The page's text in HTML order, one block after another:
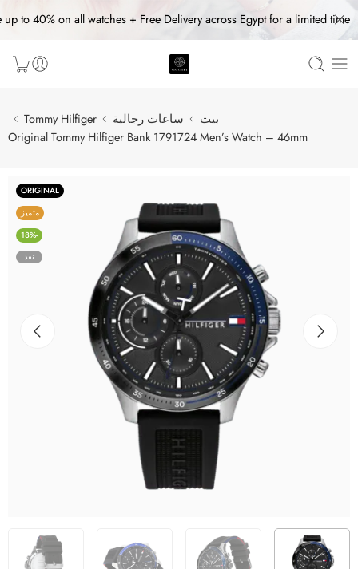
up to 40% on all watches + Free Delivery across Egypt for a limited time
بيت ساعات رجالية
Tommy Hilfiger
Original Tommy Hilfiger Bank 1791724 Men’s Watch – 46mm
ORIGINAL
متميز
-18%
نفذ